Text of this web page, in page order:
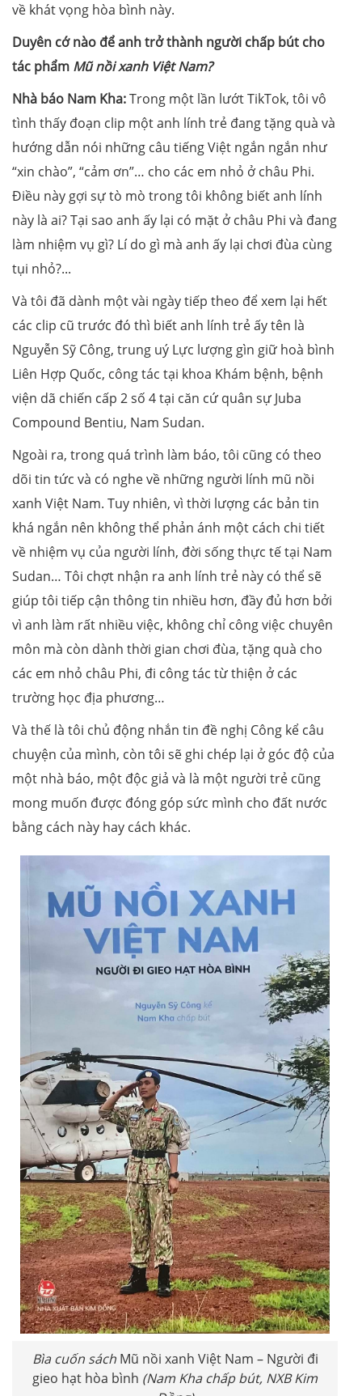
về khát vọng hòa bình này.
Duyên cớ nào để anh trở thành người chấp bút cho
tác phẩm Mũ nồi xanh Việt Nam?
Nhà báo Nam Kha:Trong một lần lướt TikTok, tôi vô
tình thấy đoạn clip một anh lính trẻ đang tặng quà và
hướng dẫn nói những câu tiếng Việt ngắn ngắn như
“xin chào”, “cảm ơn”… cho các em nhỏ ở châu Phi.
Điều này gợi sự tò mò trong tôi không biết anh lính
này là ai? Tại sao anh ấy lại có mặt ở châu Phi và đang
làm nhiệm vụ gì? Lí do gì mà anh ấy lại chơi đùa cùng
tụi nhỏ?...
Và tôi đã dành một vài ngày tiếp theo để xem lại hết
các clip cũ trước đó thì biết anh lính trẻ ấy tên là
Nguyễn Sỹ Công, trung uý Lực lượng gìn giữ hoà bình
Liên Hợp Quốc, công tác tại khoa Khám bệnh, bệnh
viện dã chiến cấp 2 số 4 tại căn cứ quân sự Juba
Compound Bentiu, Nam Sudan.
Ngoài ra, trong quá trình làm báo, tôi cũng có theo
dõi tin tức và có nghe về những người lính mũ nồi
xanh Việt Nam. Tuy nhiên, vì thời lượng các bản tin
khá ngắn nên không thể phản ánh một cách chi tiết
về nhiệm vụ của người lính, đời sống thực tế tại Nam
Sudan… Tôi chợt nhận ra anh lính trẻ này có thể sẽ
giúp tôi tiếp cận thông tin nhiều hơn, đầy đủ hơn bởi
vì anh làm rất nhiều việc, không chỉ công việc chuyên
môn mà còn dành thời gian chơi đùa, tặng quà cho
các em nhỏ châu Phi, đi công tác từ thiện ở các
trường học địa phương…
Và thế là tôi chủ động nhắn tin đề nghị Công kể câu
chuyện của mình, còn tôi sẽ ghi chép lại ở góc độ của
một nhà báo, một độc giả và là một người trẻ cũng
mong muốn được đóng góp sức mình cho đất nước
bằng cách này hay cách khác.
Bìa cuốn sách Mũ nồi xanh Việt Nam – Người đi
gieo hạt hòa bình (Nam Kha chấp bút, NXB Kim